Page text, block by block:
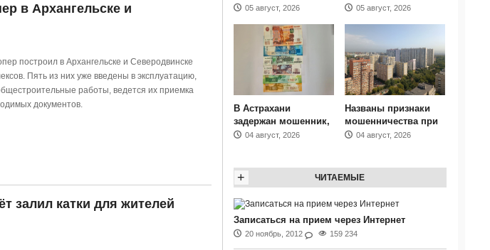
в Архангельске и
построил в Архангельске и Северодвинске
Пять из них уже введены в эксплуатацию,
работы, ведется их приемка
документов.
залил катки для жителей
05 август, 2026 05 август, 2026
В Астрахани
задержан мошенник,
04 август, 2026
Названы признаки
мошенничества при
04 август, 2026
ЧИТАЕМЫЕ
+
Записаться на прием через Интернет
20 ноябрь, 2012 159 234